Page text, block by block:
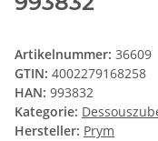
Artikelnummer: 36609
GTIN: 4002279168258
HAN: 993832
Kategorie:
Hersteller: Prym